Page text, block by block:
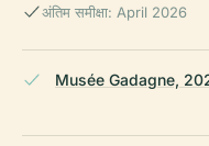
अंतिम समीक्षा: April 2026
Musée Gadagne,